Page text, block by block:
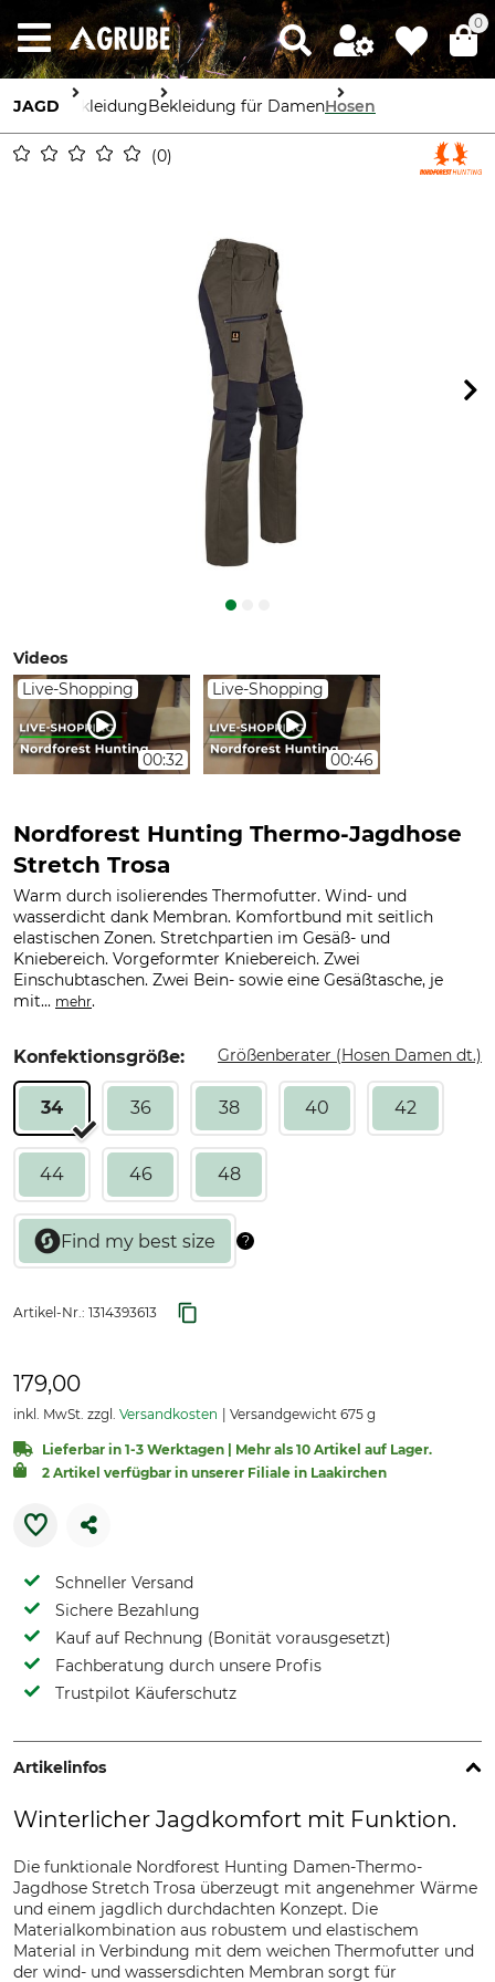
0
JAGD BekleidungBekleidung für DamenHosen
0
Videos
Live-Shopping
00:32
Live-Shopping
00:46
Nordforest Hunting Thermo-Jagdhose
Stretch Trosa
Warm durch isolierendes Thermofutter. Wind- und
wasserdicht dank Membran. Komfortbund mit seitlich
elastischen Zonen. Stretchpartien im Gesäß- und
Kniebereich. Vorgeformter Kniebereich. Zwei
Einschubtaschen. Zwei Bein- sowie eine Gesäßtasche, je
mit... mehr.
Konfektionsgröße: Größenberater (Hosen Damen dt.)
34 36 38 40 42
44 46 48
Artikel-Nr.: 1314393613
179,00
inkl. MwSt. zzgl. Versandkosten Versandgewicht 675 g
Lieferbar in 1-3 Werktagen | Mehr als 10 Artikel auf Lager.
2 Artikel verfügbar in unserer Filiale in Laakirchen
Schneller Versand
Sichere Bezahlung
Kauf auf Rechnung (Bonität vorausgesetzt)
Fachberatung durch unsere Profis
Trustpilot Käuferschutz
Artikelinfos
Winterlicher Jagdkomfort mit Funktion.
Die funktionale Nordforest Hunting Damen-Thermo-
Jagdhose Stretch Trosa überzeugt mit angenehmer Wärme
und einem jagdlich durchdachten Konzept. Die
Materialkombination aus robustem und elastischem
Material in Verbindung mit dem weichen Thermofutter und
der wind- und wassersdichten Membran sorgt für